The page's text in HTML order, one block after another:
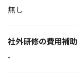
無し
社外研修の費用補助
-